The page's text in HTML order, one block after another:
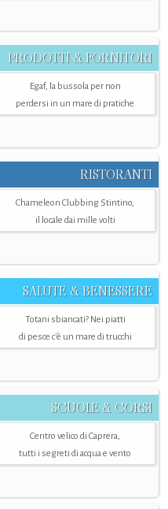
PRODOTTI & FORNITORI
Egaf, la bussola per non
perdersi in un mare di pratiche
RISTORANTI
Chameleon Clubbing Stintino,
il locale dai mille volti
SALUTE & BENESSERE
Totani sbiancati? Nei piatti
di pesce c'è un mare di trucchi
SCUOLE & CORSI
Centro velico di Caprera,
tutti i segreti di acqua e vento